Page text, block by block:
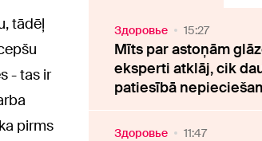
tādēļ
- tas ir
pirms
Здоровье 15:27
Mīts par astoņām
eksperti atklāj, cik
patiesībā
Здоровье 11:47